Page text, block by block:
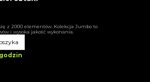
z 2000 elementów. Kolekcja Jumbo to
i wysoka jakość wykonania.